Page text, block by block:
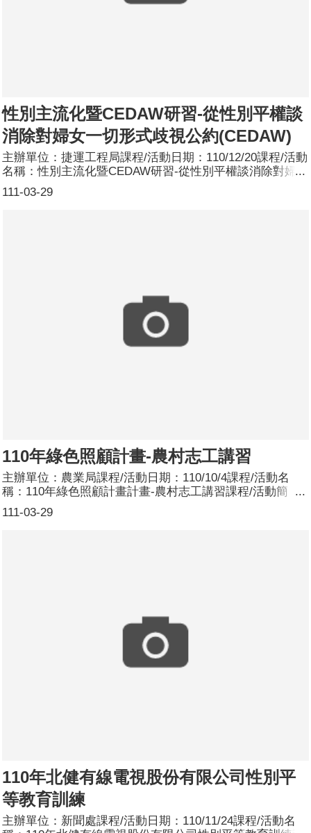
性別主流化暨CEDAW研習-從性別平權談
消除對婦女一切形式歧視公約(CEDAW)
111-03-29
主辦單位：捷運工程局課程/活動日期：110/12/20課程/活動
名稱：性別主流化暨CEDAW研習-從性別平權談消除對婦女
一切形式歧視公約(CEDAW)課程/活動簡介：為讓同仁以性
別平等法律角度更認識CEDAW婦女健康與人身安全議題，
110年綠色照顧計畫-農村志工講習
111-03-29
主辦單位：農業局課程/活動日期：110/10/4課程/活動名
稱：110年綠色照顧計畫計畫-農村志工講習課程/活動簡
介：性別平等問題普遍存在於社會各角落，需靠推廣教育，
以維護此普世價值，邀請觀音區農會推廣部主任邱麗君擔任
110年北健有線電視股份有限公司性別平
等教育訓練
主辦單位：新聞處課程/活動日期：110/11/24課程/活動名